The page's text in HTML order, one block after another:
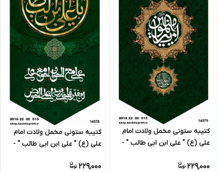
کتیبه ستونی مخمل ولادت امام
علی (ع) " علی ابن ابی طالب " -
229,000
کتیبه ستونی مخمل ولادت امام
علی (ع) " علی ابن ابی طالب " -
229,000